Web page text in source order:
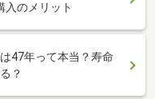
のメリット
47年って本当？寿命
？